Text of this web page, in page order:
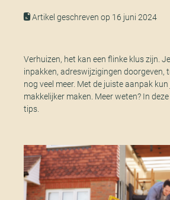
Artikel geschreven op 16 juni 2024
Verhuizen, het kan een flinke klus zijn.
inpakken, adreswijzigingen doorgeven,
nog veel meer. Met de juiste aanpak
makkelijker maken. Meer weten? In
tips.